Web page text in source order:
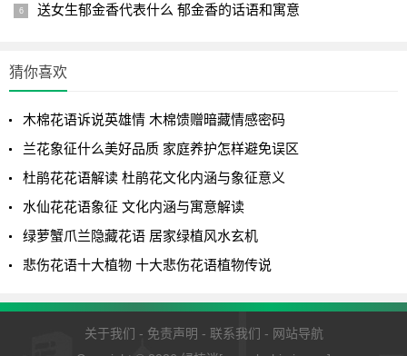
曼陀罗中毒为误食曼陀罗种子、果实、叶、花所致，其主
要成分为山莨菪碱、阿托品及东莨菪碱等。上述成分具有兴
感神经的作用。临床表现临床表现和潜伏期：常于食后半小
时至1小时出现症状，为副交感神经系统的抑制和中枢神经系
送女生郁金香代表什么 郁金香的话语和寓意
猜你喜欢
木棉花语诉说英雄情 木棉馈赠暗藏情感密码
兰花象征什么美好品质 家庭养护怎样避免误区
杜鹃花花语解读 杜鹃花文化内涵与象征意义
水仙花花语象征 文化内涵与寓意解读
绿萝蟹爪兰隐藏花语 居家绿植风水玄机
悲伤花语十大植物 十大悲伤花语植物传说
关于我们 - 免责声明 - 联系我们 - 网站导航